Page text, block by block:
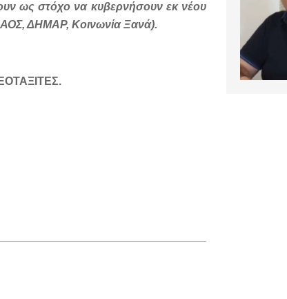
ως στόχο να κυβερνήσουν εκ νέου
ΔΗΜΑΡ, Κοινωνία Ξανά).